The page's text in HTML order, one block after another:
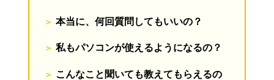
本当に、何回質問してもいいの？
私もパソコンが使えるようになるの？
こんなこと聞いても教えてもらえるの